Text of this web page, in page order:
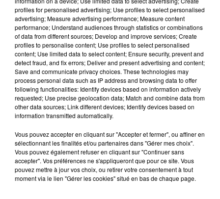
Gagnez vos entrées pour le
Musée du Sport Automobile au
Mans !
Alouette vous invite à
Futuroscope Xperiences !
Le Duel - Gagnez votre balade
en jet ski !
profiles for personalised advertising; Use profiles to select personalised
advertising; Measure advertising performance; Measure content
performance; Understand audiences through statistics or combinations
of data from different sources; Develop and improve services; Create
profiles to personalise content; Use profiles to select personalised
content; Use limited data to select content; Ensure security, prevent and
detect fraud, and fix errors; Deliver and present advertising and content;
Save and communicate privacy choices. These technologies may
process personal data such as IP address and browsing data to offer
following functionalities: Identify devices based on information actively
requested; Use precise geolocation data; Match and combine data from
other data sources; Link different devices; Identify devices based on
information transmitted automatically.
Vous pouvez accepter en cliquant sur "Accepter et fermer", ou affiner en
sélectionnant les finalités et/ou partenaires dans "Gérer mes choix".
Vous pouvez également refuser en cliquant sur "Continuer sans
accepter". Vos préférences ne s'appliqueront que pour ce site. Vous
pouvez mettre à jour vos choix, ou retirer votre consentement à tout
moment via le lien "Gérer les cookies" situé en bas de chaque page.